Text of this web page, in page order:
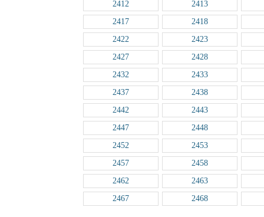
2412
2413
2417
2418
2422
2423
2427
2428
2432
2433
2437
2438
2442
2443
2447
2448
2452
2453
2457
2458
2462
2463
2467
2468